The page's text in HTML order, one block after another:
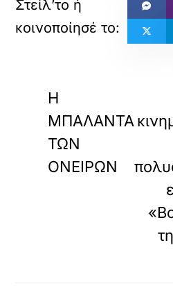
Η
ΜΠΑΛΑΝΤΑ
ΤΩΝ
ΟΝΕΙΡΩΝ